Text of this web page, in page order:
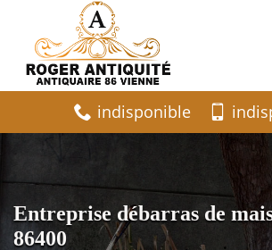
indisponible
Entreprise débarras de
86400